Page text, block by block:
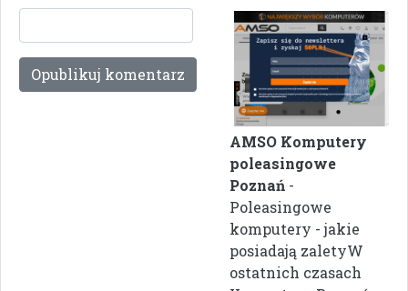
AMSO Komputery
poleasingowe
Poznań -
Poleasingowe
komputery - jakie
posiadają zaletyW
ostatnich czasach